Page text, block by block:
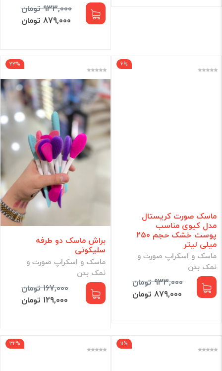
933,000 تومان
879,000 تومان
6%
ماسک صورت کریستال
مدل کیوی مناسب
پوست خشک حجم 250
میلی لیتر
ماسک و اسکراپ صورت و
نمک بدن
933,000 تومان
879,000 تومان
23%
براش ماسک دو طرفه
سلیکونی
ماسک و اسکراپ صورت و
نمک بدن
167,000 تومان
129,000 تومان
11%
32%